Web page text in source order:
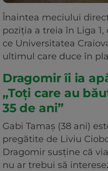
Înaintea meciului
poziția a treia în Liga
ce Universitatea
ultimul care duce în
Dragomir îi ia
„Toți care au
35 de ani”
Gabi Tamaș (38 ani)
pregătite de Liviu
Dragomir susține că
nu ar trebui să